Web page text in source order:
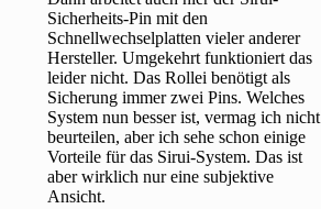
Sicherheits-Pin mit den
Schnellwechselplatten vieler anderer
Hersteller. Umgekehrt funktioniert das
leider nicht. Das Rollei benötigt als
Sicherung immer zwei Pins. Welches
System nun besser ist, vermag ich nicht
beurteilen, aber ich sehe schon einige
Vorteile für das Sirui-System. Das ist
aber wirklich nur eine subjektive
Ansicht.